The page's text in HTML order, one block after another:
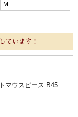
M
ています！
マウスピース B45